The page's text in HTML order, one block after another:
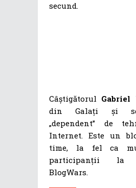
secund.
Câștigătorul Gabriel
din Galați și
„dependent” de
Internet. Este un
time, la fel ca
participanții la
BlogWars.